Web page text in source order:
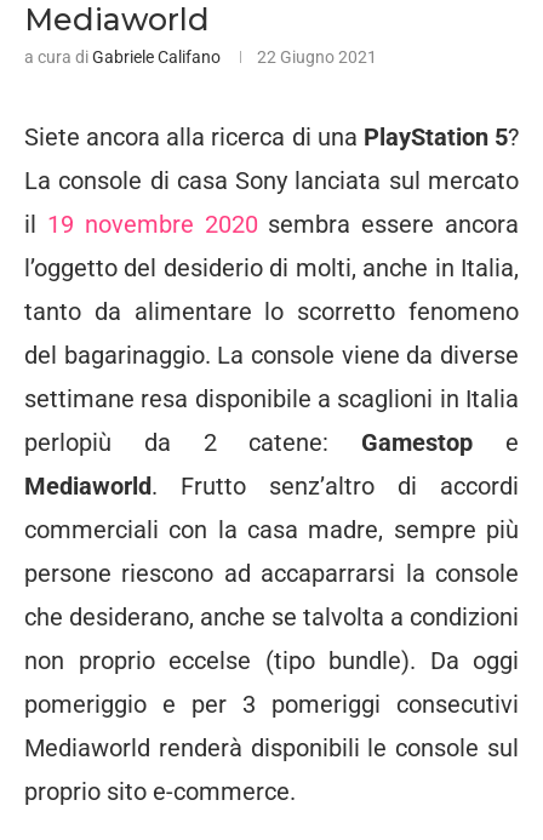
Mediaworld
a cura diGabriele Califano 22 Giugno 2021
Siete ancora alla ricerca di una PlayStation 5?
La console di casa Sony lanciata sul mercato
il 19 novembre 2020 sembra essere ancora
l’oggetto del desiderio di molti, anche in Italia,
tanto da alimentare lo scorretto fenomeno
del bagarinaggio. La console viene da diverse
settimane resa disponibile a scaglioni in Italia
perlopiù da 2 catene: Gamestop e
Mediaworld. Frutto senz’altro di accordi
commerciali con la casa madre, sempre più
persone riescono ad accaparrarsi la console
che desiderano, anche se talvolta a condizioni
non proprio eccelse (tipo bundle). Da oggi
pomeriggio e per 3 pomeriggi consecutivi
Mediaworld renderà disponibili le console sul
proprio sito e-commerce.